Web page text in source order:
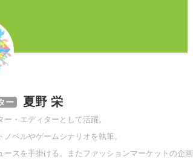
ー 夏野 栄
・エディターとして活躍。
ベルやゲームシナリオを執筆。
スを手掛ける。またファッションマーケットの企画